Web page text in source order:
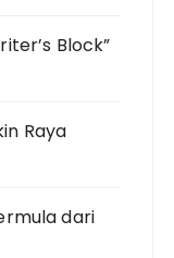
Block”
Raya
dari